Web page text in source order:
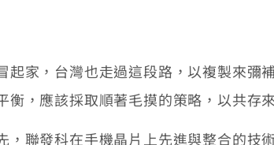
家，台灣也走過這段路，以複製來彌
，應該採取順著毛摸的策略，以共存
，聯發科在手機晶片上先進與整合的技